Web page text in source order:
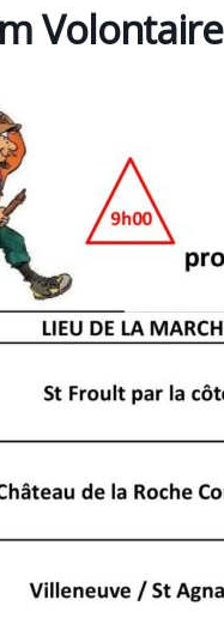
Volontaire